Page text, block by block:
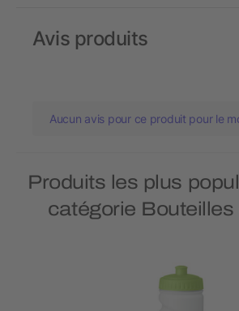
Avis produits
Aucun avis pour ce produit pour le
Produits les plus
catégorie Bouteilles